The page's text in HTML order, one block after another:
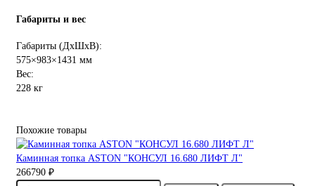
Габариты и вес
Габариты (ДхШхВ):
575×983×1431 мм
Вес:
228 кг
Похожие товары
Каминная топка ASTON "КОНСУЛ 16.680 ЛИФТ Л"
266790 ₽